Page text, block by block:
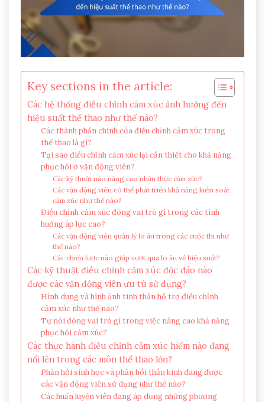
Key sections in the article:
Các hệ thống điều chỉnh cảm xúc ảnh hưởng đến
hiệu suất thể thao như thế nào?
Các thành phần chính của điều chỉnh cảm xúc trong
thể thao là gì?
Tại sao điều chỉnh cảm xúc lại cần thiết cho khả năng
phục hồi ở vận động viên?
Các kỹ thuật nào nâng cao nhận thức cảm xúc?
Các vận động viên có thể phát triển khả năng kiểm soát
cảm xúc như thế nào?
Điều chỉnh cảm xúc đóng vai trò gì trong các tình
huống áp lực cao?
Các vận động viên quản lý lo âu trong các cuộc thi như
thế nào?
Các chiến lược nào giúp vượt qua lo âu về hiệu suất?
Các kỹ thuật điều chỉnh cảm xúc độc đáo nào
được các vận động viên ưu tú sử dụng?
Hình dung và hình ảnh tinh thần hỗ trợ điều chỉnh
cảm xúc như thế nào?
Tự nói đóng vai trò gì trong việc nâng cao khả năng
phục hồi cảm xúc?
Các thực hành điều chỉnh cảm xúc hiếm nào đang
nổi lên trong các môn thể thao lớn?
Phản hồi sinh học và phản hồi thần kinh đang được
các vận động viên sử dụng như thế nào?
Các huấn luyện viên đang áp dụng những phương